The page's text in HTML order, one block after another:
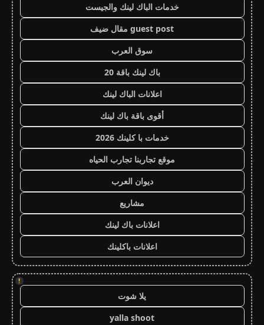
خدمات الباك لينك والجيست
guest post مقال ضيف
سوق العرب
باك لينك باقة 20
اعلانات الباك لينك
أقوى باقة باك لينك
خدمات با كلينك 2026
موقع تجاربنا تجارب الحياه
ديوان العرب
مشاريع
اعلانات باك لينك
اعلانات باكلينك
!
يلا شوت
yalla shoot